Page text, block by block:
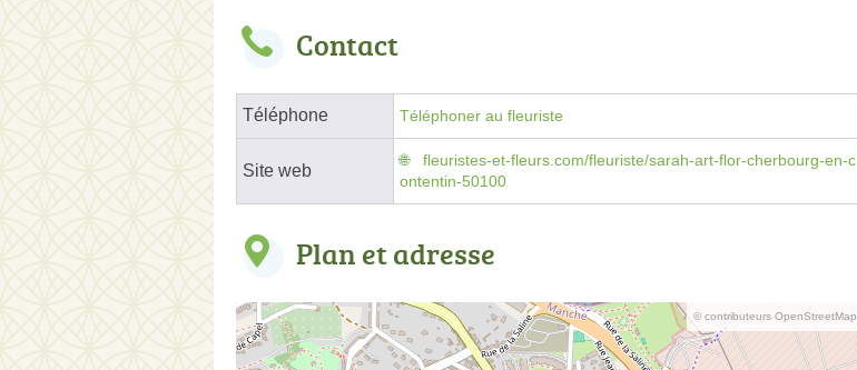
Contact
Téléphone Téléphoner au fleuriste
Site web
fleuristes-et-fleurs.com/fleuriste/sarah-art-flor-cherbourg-en-c
ontentin-50100
Plan et adresse
© contributeurs OpenStreetMap